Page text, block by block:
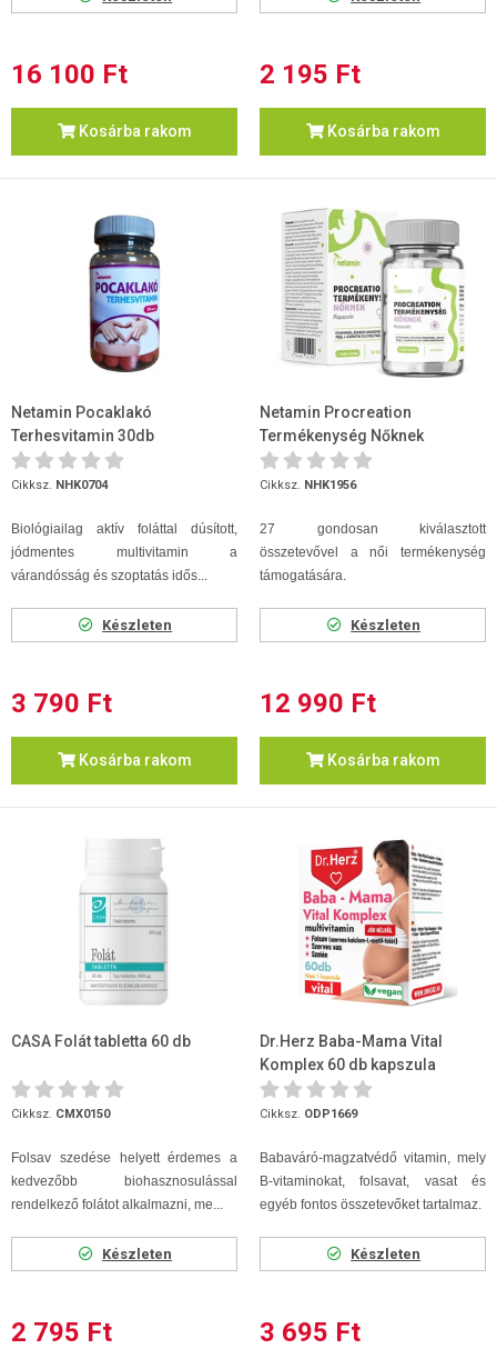
16 100 Ft
Kosárba rakom
2 195 Ft
Kosárba rakom
Netamin Pocaklakó
Terhesvitamin 30db
Cikksz. NHK0704
Biológiailag aktív foláttal dúsított,
jódmentes multivitamin a
várandósság és szoptatás idős...
Készleten
3 790 Ft
Kosárba rakom
Netamin Procreation
Termékenység Nőknek
Kapszula 60 db
Cikksz. NHK1956
27 gondosan kiválasztott
összetevővel a női termékenység
támogatására.
Készleten
12 990 Ft
Kosárba rakom
CASA Folát tabletta 60 db
Cikksz. CMX0150
Folsav szedése helyett érdemes a
kedvezőbb biohasznosulással
rendelkező folátot alkalmazni, me...
Készleten
2 795 Ft
Dr.Herz Baba-Mama Vital
Komplex 60 db kapszula
Cikksz. ODP1669
Babaváró-magzatvédő vitamin, mely
B-vitaminokat, folsavat, vasat és
egyéb fontos összetevőket tartalmaz.
Készleten
3 695 Ft